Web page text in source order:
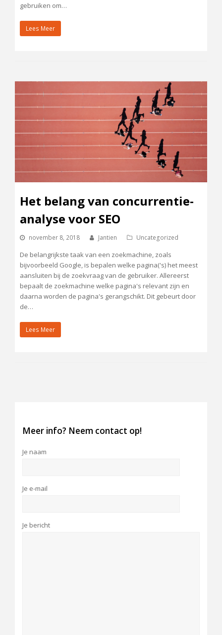
gebruiken om…
Lees Meer
Het belang van concurrentie-
analyse voor SEO
november 8, 2018 Jantien Uncategorized
De belangrijkste taak van een zoekmachine, zoals
bijvoorbeeld Google, is bepalen welke pagina('s) het meest
aansluiten bij de zoekvraag van de gebruiker. Allereerst
bepaalt de zoekmachine welke pagina's relevant zijn en
daarna worden de pagina's gerangschikt. Dit gebeurt door
de…
Lees Meer
Meer info? Neem contact op!
Je naam
Je e-mail
Je bericht